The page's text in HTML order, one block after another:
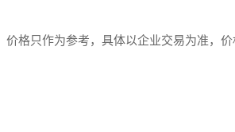
格只作为参考，具体以企业交易为准，